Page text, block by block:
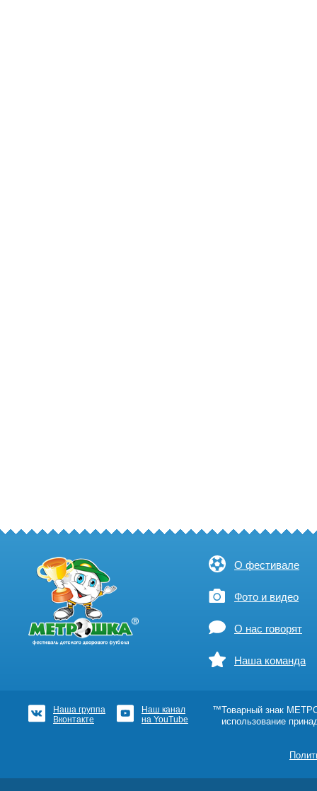
О фестивале
Фото и видео
О нас говорят
Наша команда
Наша группа
Вконтакте
Наш канал
на YouTube
™Товарный знак
использование